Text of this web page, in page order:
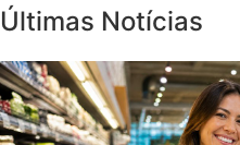
Últimas Notícias